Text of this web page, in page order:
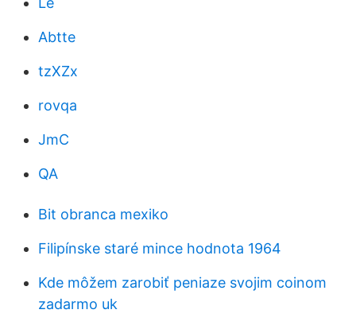
Abtte
tzXZx
rovqa
JmC
QA
Bit obranca mexiko
Filipínske staré mince hodnota 1964
Kde môžem zarobiť peniaze svojim coinom
zadarmo uk